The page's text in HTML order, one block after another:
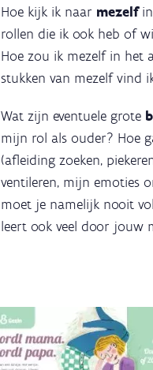
Hoe kijk ik naar mezelf
rollen die ik ook heb of
Hoe zou ik mezelf in het
stukken van mezelf vind
Wat zijn eventuele grote
mijn rol als ouder? Hoe
(afleiding zoeken,
ventileren, mijn emoties
moet je namelijk nooit
leert ook veel door jouw